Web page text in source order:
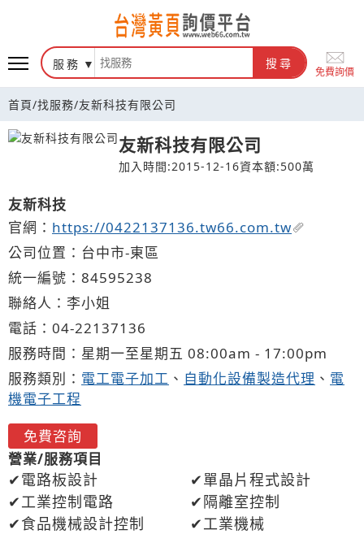
台灣黃頁詢價平台
服務 搜尋
免費詢價
首頁/找服務/友新科技有限公司
友新科技有限公司
加入時間:2015-12-16資本額:500萬
友新科技
官網： https://0422137136.tw66.com.tw
公司位置：台中市-東區
統一編號：84595238
聯絡人：李小姐
電話： 04-221 37136
服務時間：星期一至星期五 08:00am - 17:00pm
服務類別： 電工電子加工 、 自動化設備製造代理 、 電
機電子工程
免費咨詢
營業/服務項目
電路板設計
單晶片程式設計
工業控制電路
隔離室控制
食品機械設計控制
工業機械